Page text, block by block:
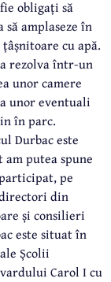
obligați să
amplaseze în
cu apă.
rezolva într-un
unor camere
unor eventuali
în parc.
Durbac este
putea spune
pe
din
și consilieri
este situat în
Școlii
Carol I cu